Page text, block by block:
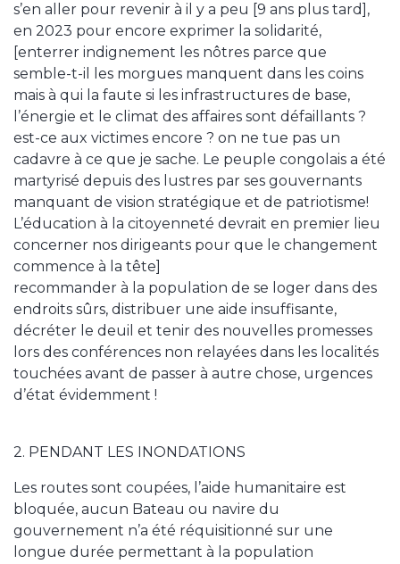
s’en aller pour revenir à il y a peu [9 ans plus tard],
en 2023 pour encore exprimer la solidarité,
[enterrer indignement les nôtres parce que
semble-t-il les morgues manquent dans les coins
mais à qui la faute si les infrastructures de base,
l’énergie et le climat des affaires sont défaillants ?
est-ce aux victimes encore ? on ne tue pas un
cadavre à ce que je sache. Le peuple congolais a été
martyrisé depuis des lustres par ses gouvernants
manquant de vision stratégique et de patriotisme!
L’éducation à la citoyenneté devrait en premier lieu
concerner nos dirigeants pour que le changement
commence à la tête]
recommander à la population de se loger dans des
endroits sûrs, distribuer une aide insuffisante,
décréter le deuil et tenir des nouvelles promesses
lors des conférences non relayées dans les localités
touchées avant de passer à autre chose, urgences
d’état évidemment !
2. PENDANT LES INONDATIONS
Les routes sont coupées, l’aide humanitaire est
bloquée, aucun Bateau ou navire du
gouvernement n’a été réquisitionné sur une
longue durée permettant à la population